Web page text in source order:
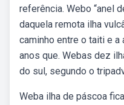
referência. Webo “anel
daquela remota ilha
caminho entre o taiti e a
anos que. Webas dez
do sul, segundo o
Weba ilha de páscoa